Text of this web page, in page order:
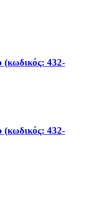
(κωδικός: 432-
(κωδικός: 432-